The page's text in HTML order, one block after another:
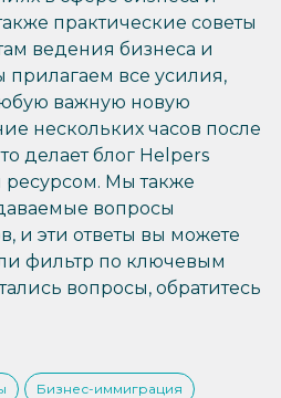
практические советы
ведения бизнеса и
все усилия,
важную новую
нескольких часов после
делает блог Helpers
Мы также
вопросы
и эти ответы вы можете
фильтр по ключевым
вопросы, обратитесь
Бизнес-иммиграция